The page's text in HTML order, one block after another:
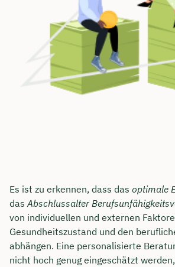
Es ist zu erkennen, dass das optimale
das Abschlussalter
von individuellen und externen
Gesundheitszustand und den
abhängen. Eine personalisierte
nicht hoch genug eingeschätzt